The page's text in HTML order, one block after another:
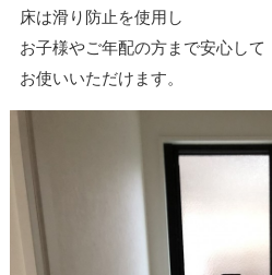
床は滑り防止を使用し
お子様やご年配の方まで安心して
お使いいただけます。